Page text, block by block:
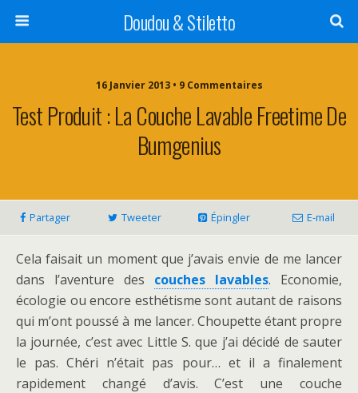
Doudou & Stiletto
16 Janvier 2013 • 9 Commentaires
Test Produit : La Couche Lavable Freetime De
Bumgenius
Partager Tweeter Épingler E-mail
Cela faisait un moment que j’avais envie de me lancer
dans l’aventure des couches lavables. Economie,
écologie ou encore esthétisme sont autant de raisons
qui m’ont poussé à me lancer. Choupette étant propre
la journée, c’est avec Little S. que j’ai décidé de sauter
le pas. Chéri n’était pas pour… et il a finalement
rapidement changé d’avis. C’est une couche